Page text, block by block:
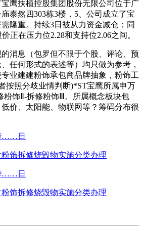
鹰扶植控股集团股份无限公司位于广
泰然四303栋3楼，5、公司成立了宝
隆重。持续3日被从力资金减仓；同
正在压力位2.28和支持位2.06之间。
息（包罗但不限于个股、评论、预
任何形式的表述等）均只做为参考，
业建建粉饰承包商品牌抽象，粉饰工
按照分歧业情判断)*ST宝鹰所属申万
粉饰Ⅱ-拆修粉饰Ⅲ。所属概念板块包
价、太阳能、物联网等？筹码分布很
……日
饰拆修烧毁物实施分类办理
……日
饰拆修烧毁物实施分类办理